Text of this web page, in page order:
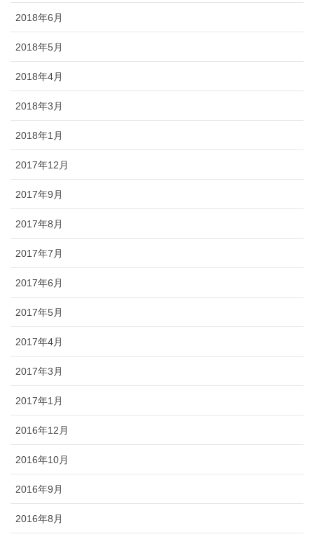
2018年6月
2018年5月
2018年4月
2018年3月
2018年1月
2017年12月
2017年9月
2017年8月
2017年7月
2017年6月
2017年5月
2017年4月
2017年3月
2017年1月
2016年12月
2016年10月
2016年9月
2016年8月